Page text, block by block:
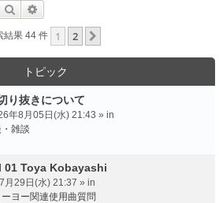
検索
結果 44 件 1 2
トピック
り抜きについて
年8月05日(水) 21:43 » in
雑談
01 Toya Kobayashi
月29日(水) 21:37 » in
ヨー関連使用曲質問